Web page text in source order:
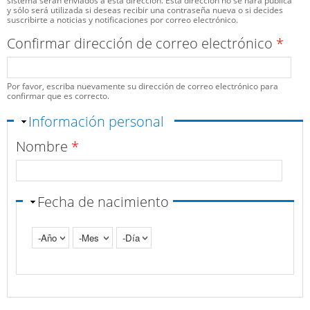
y sólo será utilizada si deseas recibir una contraseña nueva o si decides
suscribirte a noticias y notificaciones por correo electrónico.
Confirmar dirección de correo electrónico *
Por favor, escriba nuevamente su dirección de correo electrónico para
confirmar que es correcto.
Ocultar
Información personal
Nombre *
Fecha de nacimiento
Año
Mes Día